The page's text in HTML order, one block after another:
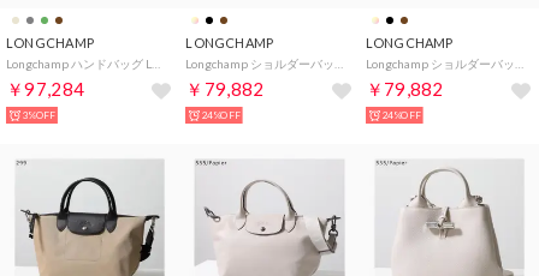
LONGCHAMP
￥97,284
3%OFF
LONGCHAMP
￥79,882
24%OFF
LONGCHAMP
￥79,882
24%OFF